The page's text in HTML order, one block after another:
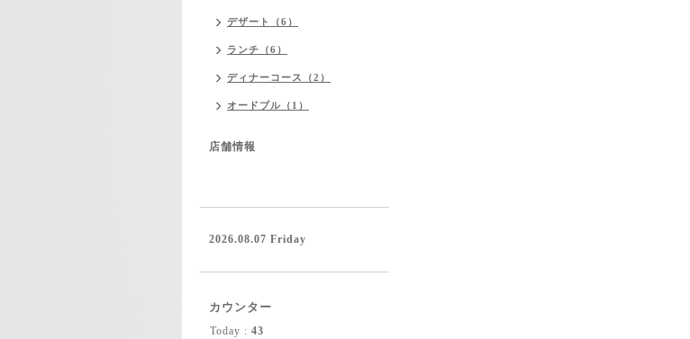
デザート（6）
ランチ（6）
ディナーコース（2）
オードブル（1）
店舗情報
2026.08.07 Friday
カウンター
Today : 43